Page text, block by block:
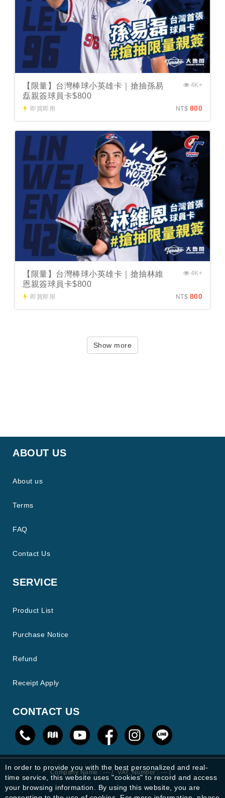
【限量】台灣棒球小英雄卡｜搶抽孫易
磊親簽球員卡$800
即買即用
4K+
NT$ 800
【限量】台灣棒球小英雄卡｜搶抽林維
恩親簽球員卡$800
即買即用
4K+
NT$ 800
Show more
ABOUT US
About us
Terms
FAQ
Contact Us
SERVICE
Product List
Purchase Notice
Refund
Receipt Apply
CONTACT US
Company Name : --- / VAT. Number : --- |
In order to provide you with the best personalized and real-
time service, this website uses "cookies" to record and access
your browsing information. By using this website, you are